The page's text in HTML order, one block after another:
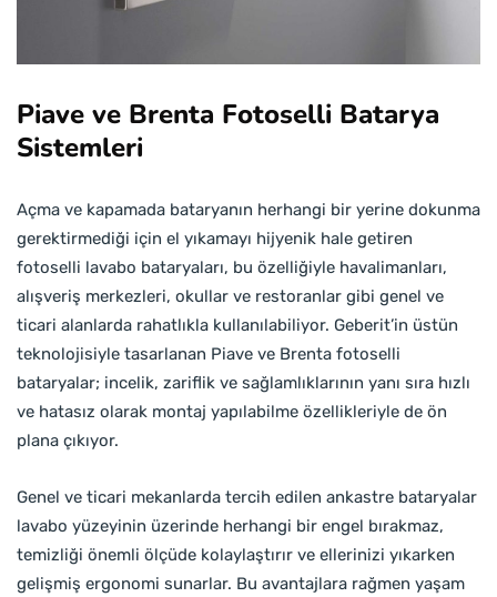
Piave ve Brenta Fotoselli Batarya
Sistemleri
Açma ve kapamada bataryanın herhangi bir yerine dokunma
gerektirmediği için el yıkamayı hijyenik hale getiren
fotoselli lavabo bataryaları, bu özelliğiyle havalimanları,
alışveriş merkezleri, okullar ve restoranlar gibi genel ve
ticari alanlarda rahatlıkla kullanılabiliyor. Geberit’in üstün
teknolojisiyle tasarlanan Piave ve Brenta fotoselli
bataryalar; incelik, zariflik ve sağlamlıklarının yanı sıra hızlı
ve hatasız olarak montaj yapılabilme özellikleriyle de ön
plana çıkıyor.
Genel ve ticari mekanlarda tercih edilen ankastre bataryalar
lavabo yüzeyinin üzerinde herhangi bir engel bırakmaz,
temizliği önemli ölçüde kolaylaştırır ve ellerinizi yıkarken
gelişmiş ergonomi sunarlar. Bu avantajlara rağmen yaşam